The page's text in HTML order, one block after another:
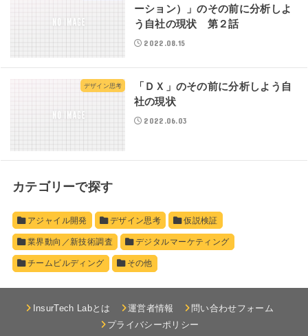
ーション）」のその前に分析しよ
う自社の現状 第２話
2022.08.15
デザイン思考
「ＤＸ」のその前に分析しよう自
社の現状
2022.06.03
カテゴリーで探す
アジャイル開発 デザイン思考 仮説検証
業界動向／新技術調査 デジタルマーケティング
チームビルディング その他
InsurTech Labとは 運営者情報
問い合わせフォーム
プライバシーポリシー